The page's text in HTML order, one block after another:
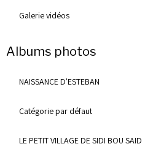
Galerie vidéos
Albums photos
NAISSANCE D'ESTEBAN
Catégorie par défaut
LE PETIT VILLAGE DE SIDI BOU SAID